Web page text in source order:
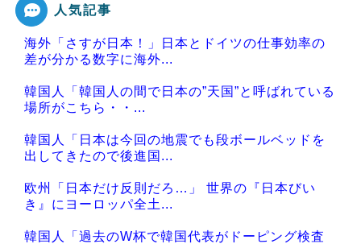
Powered by livedoor 相互RSS
人気記事
海外「さすが日本！」日本とドイツの仕事効率の
差が分かる数字に海外...
韓国人「韓国人の間で日本の”天国”と呼ばれている
場所がこちら・・...
韓国人「日本は今回の地震でも段ボールベッドを
出してきたので後進国...
欧州「日本だけ反則だろ…」 世界の『日本びい
き』にヨーロッパ全土...
韓国人「過去のW杯で韓国代表がドーピング検査